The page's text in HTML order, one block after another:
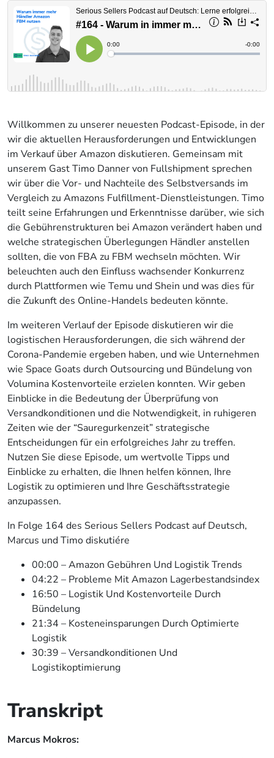
Willkommen zu unserer neuesten Podcast-Episode, in der
wir die aktuellen Herausforderungen und Entwicklungen
im Verkauf über Amazon diskutieren. Gemeinsam mit
unserem Gast Timo Danner von Fullshipment sprechen
wir über die Vor- und Nachteile des Selbstversands im
Vergleich zu Amazons Fulfillment-Dienstleistungen. Timo
teilt seine Erfahrungen und Erkenntnisse darüber, wie sich
die Gebührenstrukturen bei Amazon verändert haben und
welche strategischen Überlegungen Händler anstellen
sollten, die von FBA zu FBM wechseln möchten. Wir
beleuchten auch den Einfluss wachsender Konkurrenz
durch Plattformen wie Temu und Shein und was dies für
die Zukunft des Online-Handels bedeuten könnte.
Im weiteren Verlauf der Episode diskutieren wir die
logistischen Herausforderungen, die sich während der
Corona-Pandemie ergeben haben, und wie Unternehmen
wie Space Goats durch Outsourcing und Bündelung von
Volumina Kostenvorteile erzielen konnten. Wir geben
Einblicke in die Bedeutung der Überprüfung von
Versandkonditionen und die Notwendigkeit, in ruhigeren
Zeiten wie der “Sauregurkenzeit” strategische
Entscheidungen für ein erfolgreiches Jahr zu treffen.
Nutzen Sie diese Episode, um wertvolle Tipps und
Einblicke zu erhalten, die Ihnen helfen können, Ihre
Logistik zu optimieren und Ihre Geschäftsstrategie
anzupassen.
In Folge 164 des Serious Sellers Podcast auf Deutsch,
Marcus und Timo diskutiére
00:00 – Amazon Gebühren Und Logistik Trends
04:22 – Probleme Mit Amazon Lagerbestandsindex
16:50 – Logistik Und Kostenvorteile Durch
Bündelung
21:34 – Kosteneinsparungen Durch Optimierte
Logistik
30:39 – Versandkonditionen Und
Logistikoptimierung
Transkript
Marcus Mokros: